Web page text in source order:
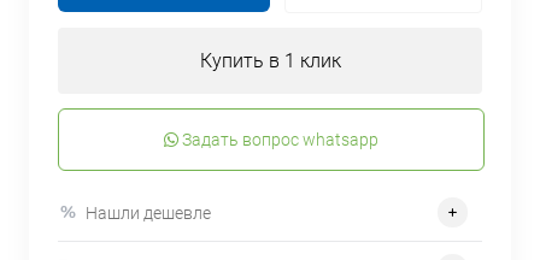
Купить в 1 клик
Задать вопрос whatsapp
Нашли дешевле